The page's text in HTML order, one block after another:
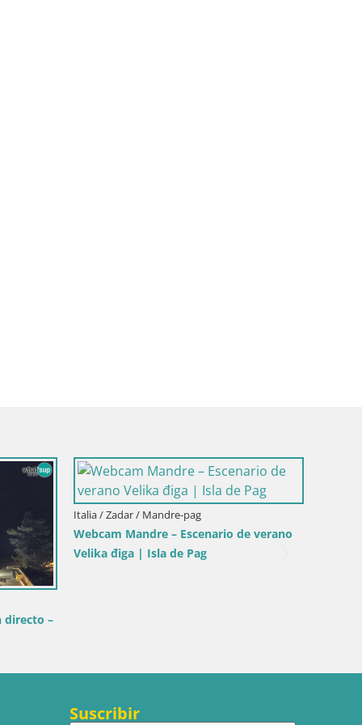
directo –
Italia / Zadar / Mandre-pag
Webcam Mandre – Escenario de verano
Velika điga | Isla de Pag
Suscribir